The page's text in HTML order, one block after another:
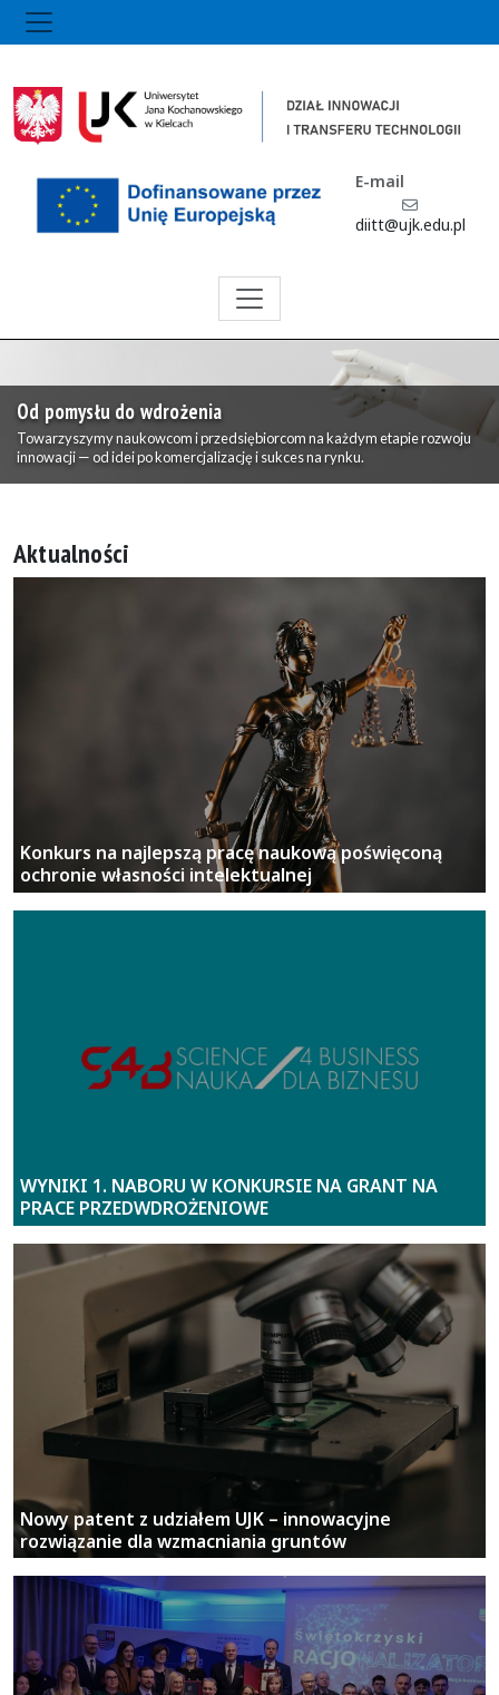
E-mail
diitt@ujk.edu.pl
Uniwersytet Jana Kochanowskiego w
Science4Business – Nauka dla Biznesu Zadanie 1
Uniwersytet Jana Kochanowskiego w Kielcach realizuje projekt o znaczeniu
strategicznym. Dowiedz się więcej tutaj.
Aktualności
Konkurs na najlepszą pracę naukową poświęconą
ochronie własności intelektualnej
WYNIKI 1. NABORU W KONKURSIE NA GRANT NA
PRACE PRZEDWDROŻENIOWE
Nowy patent z udziałem UJK – innowacyjne
rozwiązanie dla wzmacniania gruntów